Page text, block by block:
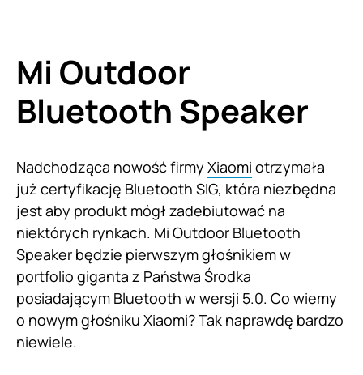
Mi Outdoor
Bluetooth Speaker
Nadchodząca nowość firmy Xiaomi otrzymała
już certyfikację Bluetooth SIG, która niezbędna
jest aby produkt mógł zadebiutować na
niektórych rynkach. Mi Outdoor Bluetooth
Speaker będzie pierwszym głośnikiem w
portfolio giganta z Państwa Środka
posiadającym Bluetooth w wersji 5.0. Co wiemy
o nowym głośniku Xiaomi? Tak naprawdę bardzo
niewiele.